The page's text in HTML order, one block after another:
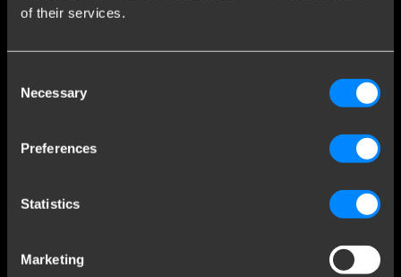
of their services.
Selection
Necessary
Preferences
Statistics
Marketing